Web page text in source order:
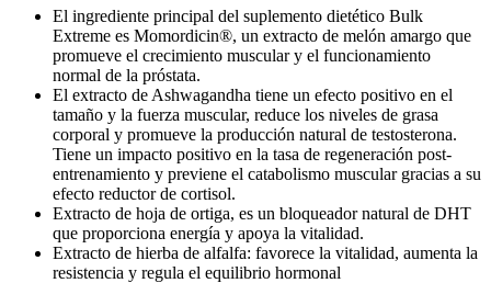
El ingrediente principal del suplemento dietético Bulk
Extreme es Momordicin®, un extracto de melón amargo que
promueve el crecimiento muscular y el funcionamiento
normal de la próstata.
El extracto de Ashwagandha tiene un efecto positivo en el
tamaño y la fuerza muscular, reduce los niveles de grasa
corporal y promueve la producción natural de testosterona.
Tiene un impacto positivo en la tasa de regeneración post-
entrenamiento y previene el catabolismo muscular gracias a su
efecto reductor de cortisol.
Extracto de hoja de ortiga, es un bloqueador natural de DHT
que proporciona energía y apoya la vitalidad.
Extracto de hierba de alfalfa: favorece la vitalidad, aumenta la
resistencia y regula el equilibrio hormonal